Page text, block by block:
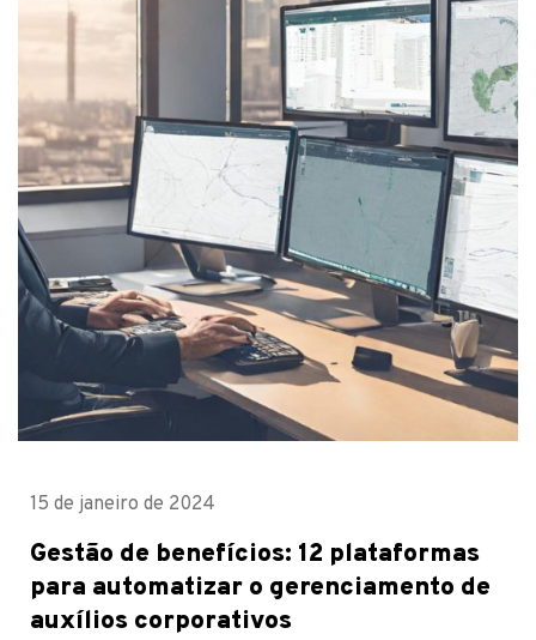
15 de janeiro de 2024
Gestão de benefícios: 12 plataformas
para automatizar o gerenciamento de
auxílios corporativos